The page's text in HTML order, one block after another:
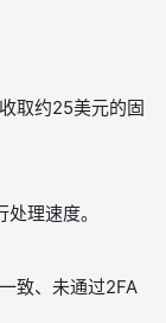
取约25美元的固
理速度。
致、未通过2FA